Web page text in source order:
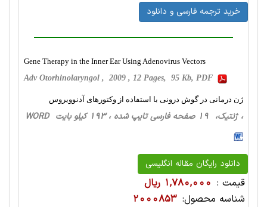
خرید ترجمه فارسی و دانلود
Gene Therapy in the Inner Ear Using Adenovirus Vectors
Adv Otorhinolaryngol , 2009 , 12 Pages, 95 Kb, PDF
ژن درمانی در گوش درونی با استفاده از وکتورهای آدنوویروس
، ژنتیک، 19 صفحه فارسی تایپ شده ، 193 کیلو بایت WORD
دانلود رایگان مقاله انگلیسی
قیمت : 1,780,000 ریال
شناسه محصول: 2000853